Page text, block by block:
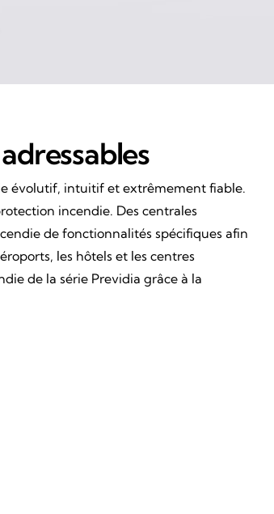
évolutif, intuitif et extrêmement fiable.
incendie. Des centrales
de fonctionnalités spécifiques afin
les hôtels et les centres
de la série Previdia grâce à la